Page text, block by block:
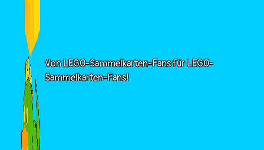
Von LEGO-Sammelkarten-Fans für LEGO-
Sammelkarten-Fans!